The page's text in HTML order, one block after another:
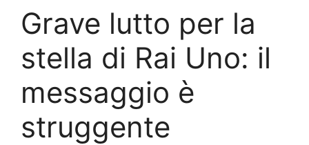
Grave lutto per la
stella di Rai Uno: il
messaggio è
struggente